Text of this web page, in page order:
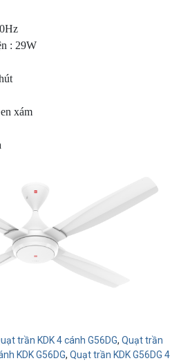
: 29W
xám
trần KDK 4 cánh G56DG, Quạt trần
KDK G56DG, Quạt trần KDK G56DG 4